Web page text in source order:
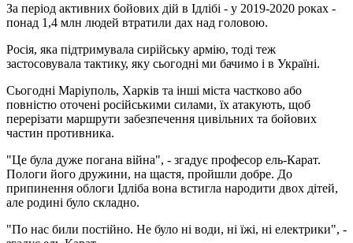
За період активних бойових дій в Ідлібі - у 2019-2020 роках -
понад 1,4 млн людей втратили дах над головою.
Росія, яка підтримувала сирійську армію, тоді теж
застосовувала тактику, яку сьогодні ми бачимо і в Україні.
Сьогодні Маріуполь, Харків та інші міста частково або
повністю оточені російськими силами, їх атакують, щоб
перерізати маршрути забезпечення цивільних та бойових
частин противника.
"Це була дуже погана війна", - згадує професор ель-Карат.
Пологи його дружини, на щастя, пройшли добре. До
припинення облоги Ідліба вона встигла народити двох дітей,
але родині було складно.
"По нас били постійно. Не було ні води, ні їжі, ні електрики", -